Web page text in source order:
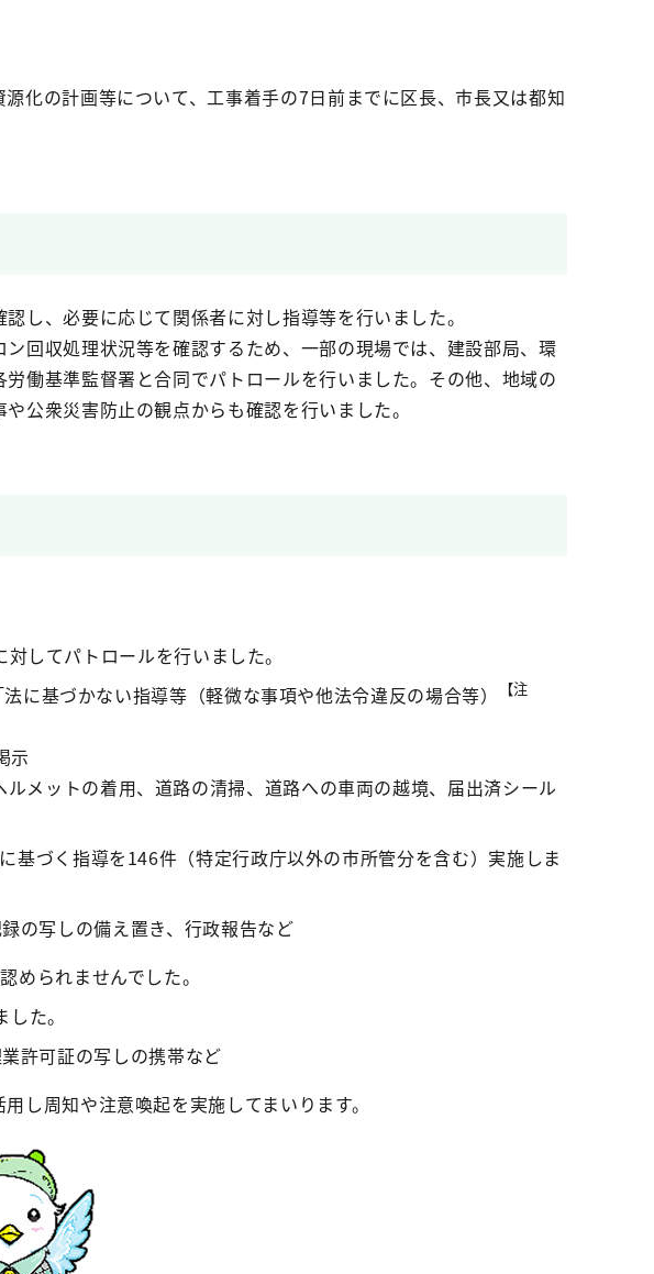
化の計画等について、工事着手の7日前までに区長、市長又は都知
し、必要に応じて関係者に対し指導等を行いました。
回収処理状況等を確認するため、一部の現場では、建設部局、環
働基準監督署と合同でパトロールを行いました。その他、地域の
公衆災害防止の観点からも確認を行いました。
してパトロールを行いました。
に基づかない指導等（軽微な事項や他法令違反の場合等）
【注
示
メットの着用、道路の清掃、道路への車両の越境、届出済シール
づく指導を146件（特定行政庁以外の市所管分を含む）実施しま
の写しの備え置き、行政報告など
められませんでした。
た。
許可証の写しの携帯など
し周知や注意喚起を実施してまいります。